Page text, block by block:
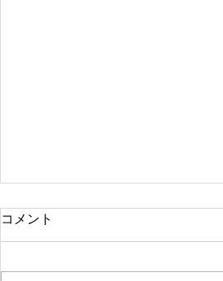
コメント